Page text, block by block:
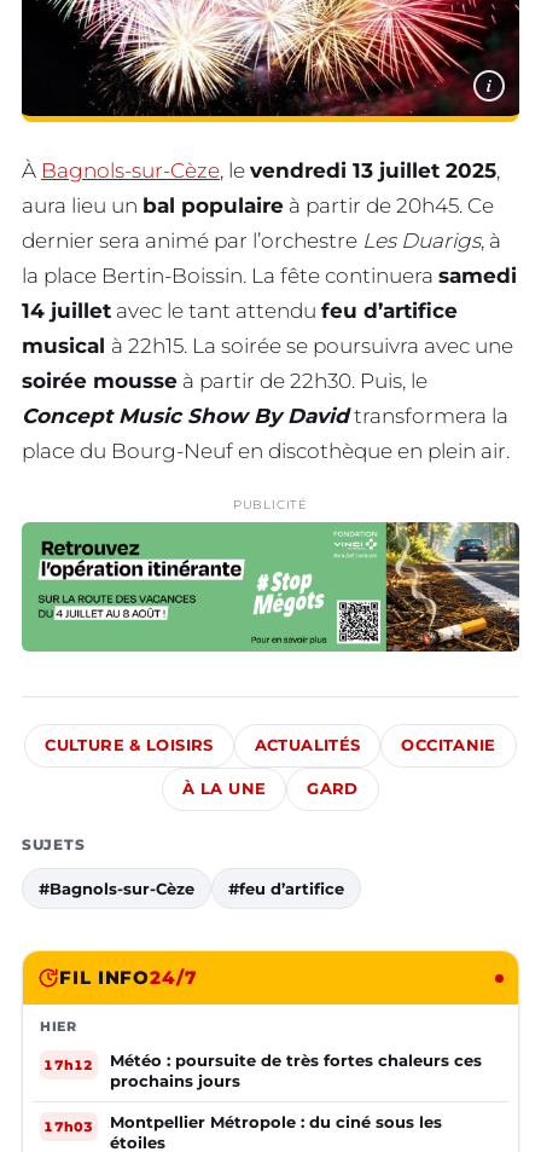
i
À Bagnols-sur-Cèze, le vendredi 13 juillet 2025,
aura lieu un bal populaire à partir de 20h45. Ce
dernier sera animé par l’orchestre Les Duarigs, à
la place Bertin-Boissin. La fête continuera samedi
14 juillet avec le tant attendu feu d’artifice
musical à 22h15. La soirée se poursuivra avec une
soirée mousse à partir de 22h30. Puis, le
Concept Music Show By Davidtransformera la
place du Bourg-Neuf en discothèque en plein air.
PUBLICITÉ
CULTURE & LOISIRS ACTUALITÉS OCCITANIE
À LA UNE GARD
SUJETS
#Bagnols-sur-Cèze #feu d’artifice
FIL INFO24/7
HIER
17h12
Météo : poursuite de très fortes chaleurs ces
prochains jours
17h03
Montpellier Métropole : du ciné sous les
étoiles